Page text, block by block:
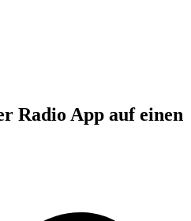
Radio App auf einen